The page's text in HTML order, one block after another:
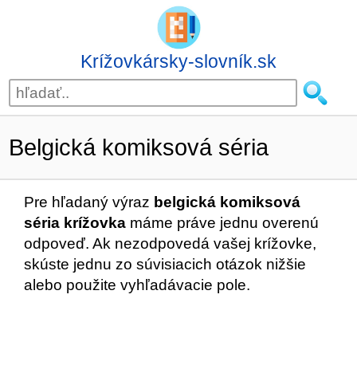
Krížovkársky-slovník.sk
Belgická komiksová séria
Pre hľadaný výraz belgická komiksová
séria krížovka máme práve jednu overenú
odpoveď. Ak nezodpovedá vašej krížovke,
skúste jednu zo súvisiacich otázok nižšie
alebo použite vyhľadávacie pole.